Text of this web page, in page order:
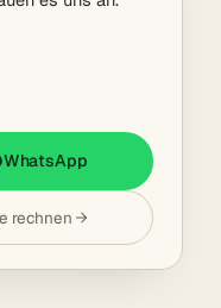
WhatsApp
rechnen